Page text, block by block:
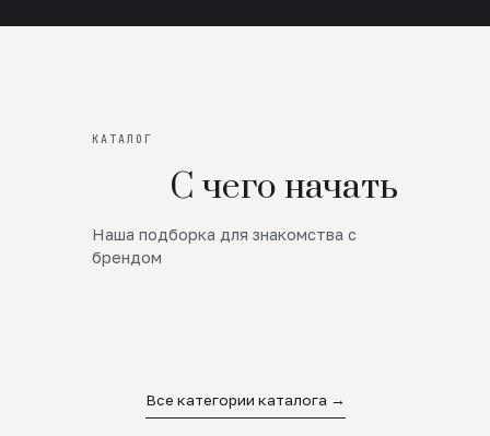
КАТАЛОГ
С чего начать
Наша подборка для знакомства с
брендом
Новинки
SALE
Все категории каталога →